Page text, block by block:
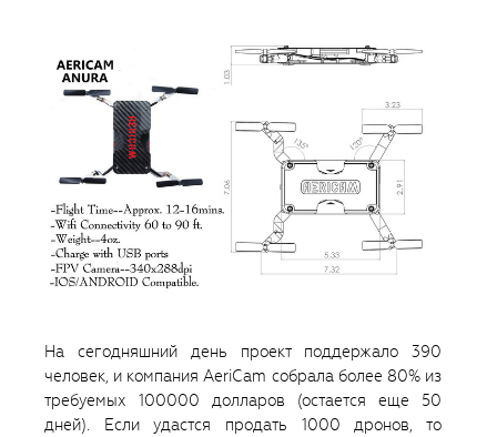
На сегодняшний день проект поддержало 390
человек, и компания AeriCam собрала более 80% из
требуемых 100000 долларов (остается еще 50
дней). Если удастся продать 1000 дронов, то